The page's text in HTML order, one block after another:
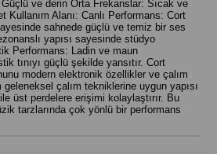
ve derin Orta Frekanslar: Sıcak ve
Kullanım Alanı: Canlı Performans: Cort
sahnede güçlü ve temiz bir ses
yapısı sayesinde stüdyo
Performans: Ladin ve maun
tınıyı güçlü şekilde yansıtır. Cort
modern elektronik özellikler ve çalım
geleneksel çalım tekniklerine uygun yapısı
üst perdelere erişimi kolaylaştırır. Bu
tarzlarında çok yönlü bir performans